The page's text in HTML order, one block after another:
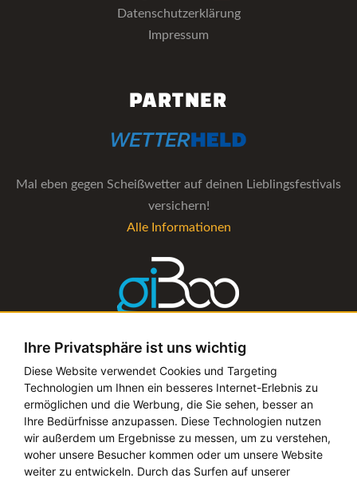
Ihre Privatsphäre ist uns wichtig
Diese Website verwendet Cookies und Targeting
Technologien um Ihnen ein besseres Internet-Erlebnis zu
ermöglichen und die Werbung, die Sie sehen, besser an
Ihre Bedürfnisse anzupassen. Diese Technologien nutzen
wir außerdem um Ergebnisse zu messen, um zu verstehen,
woher unsere Besucher kommen oder um unsere Website
weiter zu entwickeln. Durch das Surfen auf unserer
Datenschutzerklärung
Impressum
PARTNER
Mal eben gegen Scheißwetter auf deinen Lieblingsfestivals
versichern!
Alle Informationen
Die Verwaltungs-Software für alle Künstler- und
Bookingagenturen
Alle Informationen